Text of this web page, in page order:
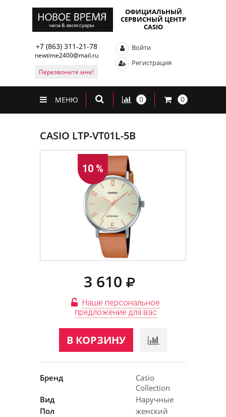
ОФИЦИАЛЬНЫЙ
СЕРВИСНЫЙ ЦЕНТР
CASIO
+7 (863) 311-21-78
newtime2400@mail.ru
Перезвоните мне!
Войти
Регистрация
МЕНЮ 0 0
CASIO LTP-VT01L-5B
10 %
3 610
Наше персональное
предложение для вас
В КОРЗИНУ
Бренд
Casio
Collection
Вид
Наручные
Пол
женский